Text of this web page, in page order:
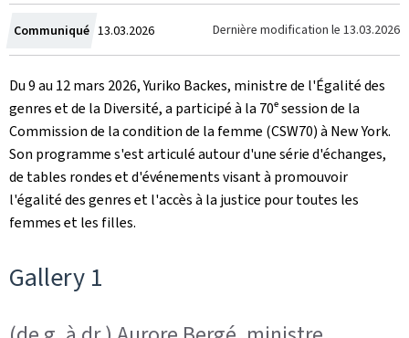
Communiqué Crée
le
13.03.2026 Dernière modification le 13.03.2026
Du 9 au 12 mars 2026, Yuriko Backes, ministre de l'Égalité des
genres et de la Diversité, a participé à la 70ᵉ session de la
Commission de la condition de la femme (CSW70) à New York.
Son programme s'est articulé autour d'une série d'échanges,
de tables rondes et d'événements visant à promouvoir
l'égalité des genres et l'accès à la justice pour toutes les
femmes et les filles.
Gallery 1